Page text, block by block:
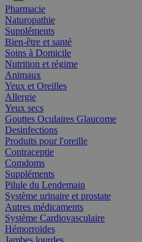
Pharmacie
Naturopathie
Suppléments
Bien-être et santé
Soins à Domicile
Nutrition et régime
Animaux
Yeux et Oreilles
Allergie
Yeux secs
Gouttes Oculaires Glaucome
Desinfections
Produits pour l'oreille
Contraceptie
Comdoms
Suppléments
Pilule du Lendemain
Système urinaire et prostate
Autres médicaments
Système Cardiovasculaire
Hémorroïdes